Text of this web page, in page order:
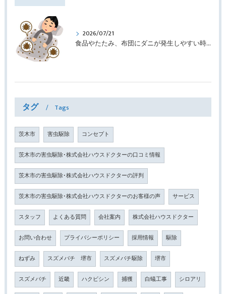
2026/07/21
食品やたたみ、布団にダニが発生しやすい時期です ｜株式会社ハウスドクター
タグ Tags
茨木市 害虫駆除 コンセプト
茨木市の害虫駆除･株式会社ハウスドクターの口コミ情報
茨木市の害虫駆除･株式会社ハウスドクターの評判
茨木市の害虫駆除･株式会社ハウスドクターのお客様の声 サービス
スタッフ よくある質問 会社案内 株式会社ハウスドクター
お問い合わせ プライバシーポリシー 採用情報 駆除
ねずみ スズメバチ 堺市 スズメバチ駆除 堺市
スズメバチ 近畿 ハクビシン 捕獲 白蟻工事 シロアリ